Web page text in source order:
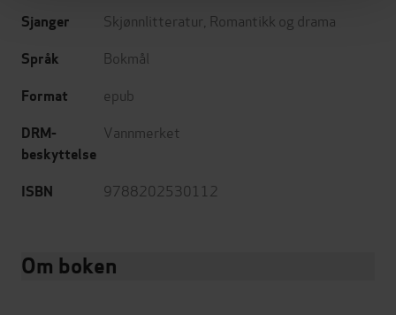
Sjanger Skjønnlitteratur Romantikk og drama
Språk Bokmål
Format epub
DRM-
beskyttelse
Vannmerket
ISBN 9788202530112
Om boken